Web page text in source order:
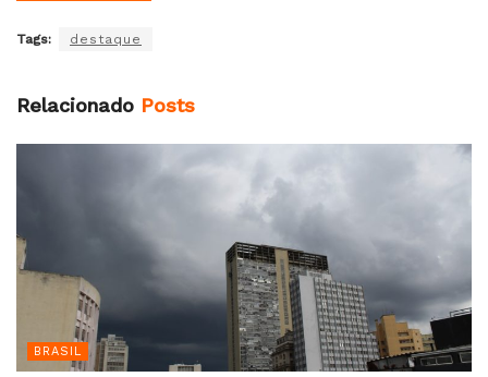
Tags: destaque
Relacionado Posts
BRASIL